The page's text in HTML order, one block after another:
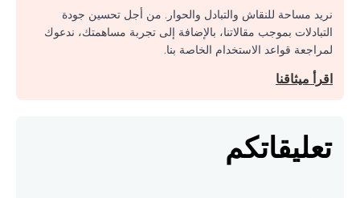
نريد مساحة للنقاش والتبادل والحوار. من أجل تحسين جودة
التبادلات بموجب مقالاتنا، بالإضافة إلى تجربة مساهمتك، ندعوك
لمراجعة قواعد الاستخدام الخاصة بنا.
اقرأ ميثاقنا
تعليقاتكم